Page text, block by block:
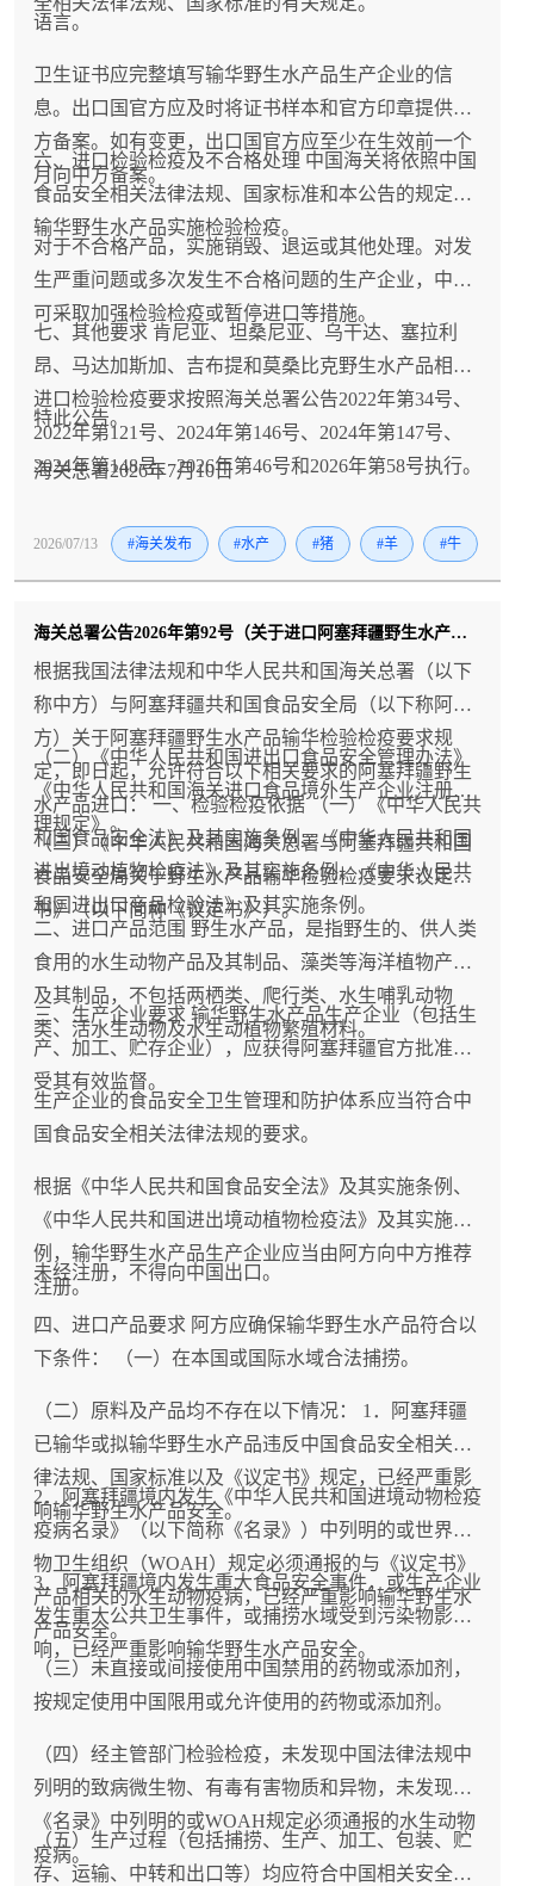
语言。
卫生证书应完整填写输华野生水产品生产企业的信
息。出口国官方应及时将证书样本和官方印章提供中
方备案。如有变更，出口国官方应至少在生效前一个
月向中方备案。
六、进口检验检疫及不合格处理 中国海关将依照中国
食品安全相关法律法规、国家标准和本公告的规定对
输华野生水产品实施检验检疫。
对于不合格产品，实施销毁、退运或其他处理。对发
生严重问题或多次发生不合格问题的生产企业，中方
可采取加强检验检疫或暂停进口等措施。
七、其他要求 肯尼亚、坦桑尼亚、乌干达、塞拉利
昂、马达加斯加、吉布提和莫桑比克野生水产品相关
进口检验检疫要求按照海关总署公告2022年第34号、
2022年第121号、2024年第146号、2024年第147号、
2024年第148号、2026年第46号和2026年第58号执行。
特此公告。
海关总署2026年7月10日
2026/07/13 #海关发布 #水产 #猪 #羊 #牛
海关总署公告2026年第92号（关于进口阿塞拜疆野生水产品检验检疫要求的公告）
根据我国法律法规和中华人民共和国海关总署（以下
称中方）与阿塞拜疆共和国食品安全局（以下称阿
方）关于阿塞拜疆野生水产品输华检验检疫要求规
定，即日起，允许符合以下相关要求的阿塞拜疆野生
水产品进口： 一、检验检疫依据 （一）《中华人民共
和国食品安全法》及其实施条例、《中华人民共和国
进出境动植物检疫法》及其实施条例、《中华人民共
和国进出口商品检验法》及其实施条例。
（二）《中华人民共和国进出口食品安全管理办法》
《中华人民共和国海关进口食品境外生产企业注册管
理规定》。
（三）《中华人民共和国海关总署与阿塞拜疆共和国
食品安全局关于野生水产品输华检验检疫要求议定
书》（以下简称《议定书》）。
二、进口产品范围 野生水产品，是指野生的、供人类
食用的水生动物产品及其制品、藻类等海洋植物产品
及其制品，不包括两栖类、爬行类、水生哺乳动物
类、活水生动物及水生动植物繁殖材料。
三、生产企业要求 输华野生水产品生产企业（包括生
产、加工、贮存企业），应获得阿塞拜疆官方批准并
受其有效监督。
生产企业的食品安全卫生管理和防护体系应当符合中
国食品安全相关法律法规的要求。
根据《中华人民共和国食品安全法》及其实施条例、
《中华人民共和国进出境动植物检疫法》及其实施条
例，输华野生水产品生产企业应当由阿方向中方推荐
注册。
未经注册，不得向中国出口。
四、进口产品要求 阿方应确保输华野生水产品符合以
下条件： （一）在本国或国际水域合法捕捞。
（二）原料及产品均不存在以下情况： 1．阿塞拜疆
已输华或拟输华野生水产品违反中国食品安全相关法
律法规、国家标准以及《议定书》规定，已经严重影
响输华野生水产品安全。
2．阿塞拜疆境内发生《中华人民共和国进境动物检疫
疫病名录》（以下简称《名录》）中列明的或世界动
物卫生组织（WOAH）规定必须通报的与《议定书》
产品相关的水生动物疫病，已经严重影响输华野生水
产品安全。
3．阿塞拜疆境内发生重大食品安全事件，或生产企业
发生重大公共卫生事件，或捕捞水域受到污染物影
响，已经严重影响输华野生水产品安全。
（三）未直接或间接使用中国禁用的药物或添加剂，
按规定使用中国限用或允许使用的药物或添加剂。
（四）经主管部门检验检疫，未发现中国法律法规中
列明的致病微生物、有毒有害物质和异物，未发现
《名录》中列明的或WOAH规定必须通报的水生动物
疫病。
（五）生产过程（包括捕捞、生产、加工、包装、贮
存、运输、中转和出口等）均应符合中国相关安全卫